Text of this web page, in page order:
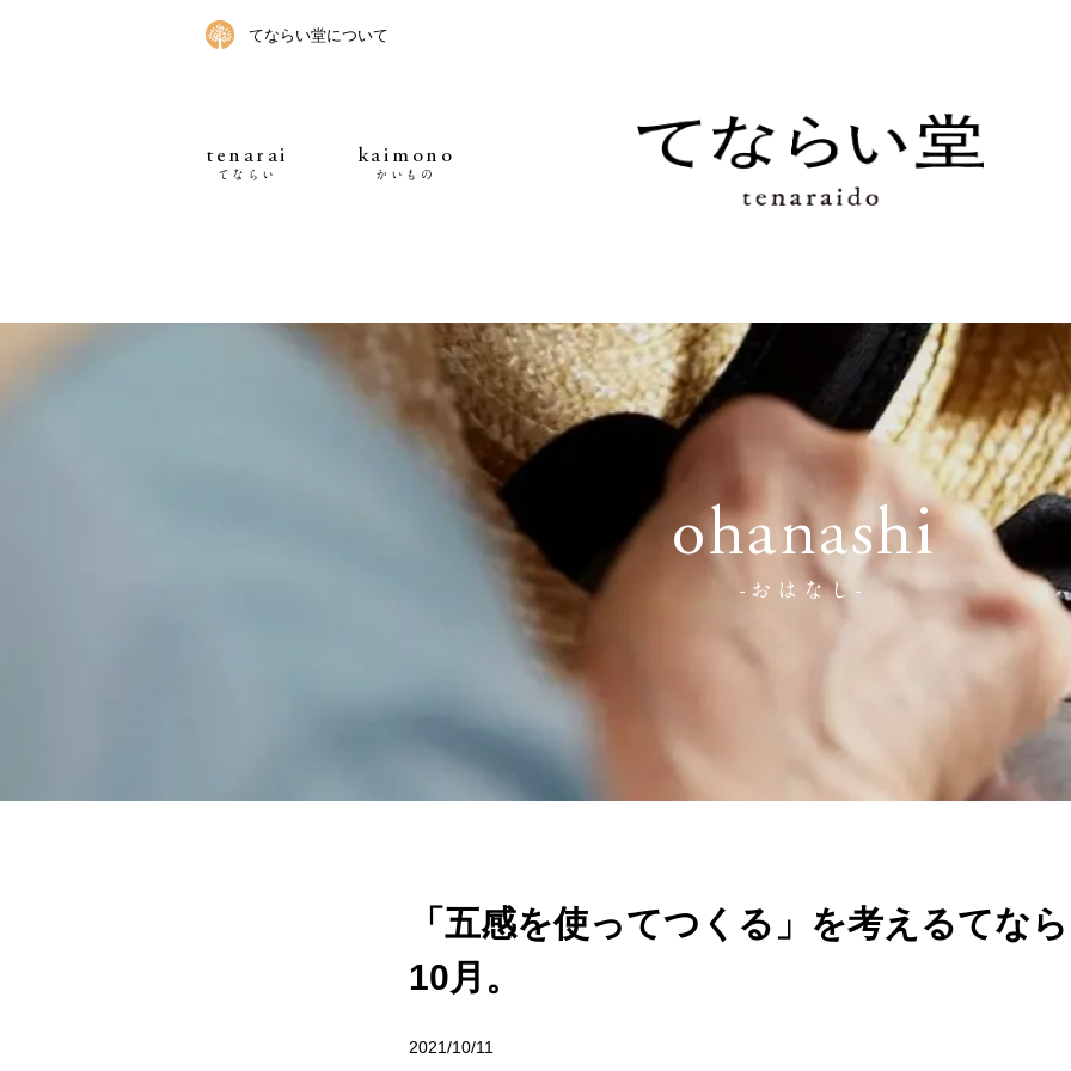
てならい堂について
tenarai
てならい
kaimono
かいもの
ohanashi
-おはなし-
「五感を使ってつくる」を考えるてな
10月。
2021/10/11